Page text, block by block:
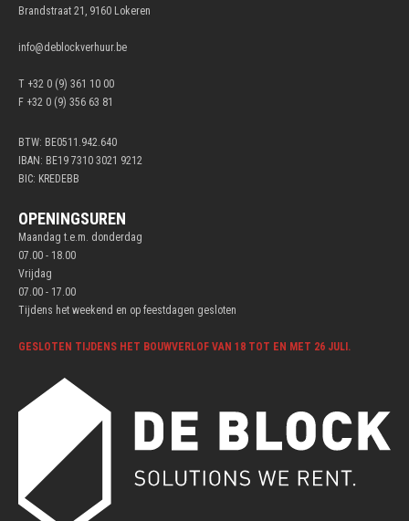
Brandstraat 21, 9160 Lokeren
info@deblockverhuur.be
T +32 0 (9) 361 10 00
F +32 0 (9) 356 63 81
BTW: BE0511.942.640
IBAN: BE19 7310 3021 9212
BIC: KREDEBB
OPENINGSUREN
Maandag t.e.m. donderdag
07.00 - 18.00
Vrijdag
07.00 - 17.00
Tijdens het weekend en op feestdagen gesloten
GESLOTEN TIJDENS HET BOUWVERLOF VAN 18 TOT EN MET 26 JULI.